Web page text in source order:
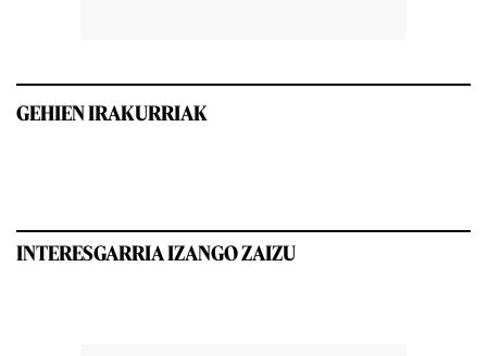
GEHIEN IRAKURRIAK
INTERESGARRIA IZANGO ZAIZU